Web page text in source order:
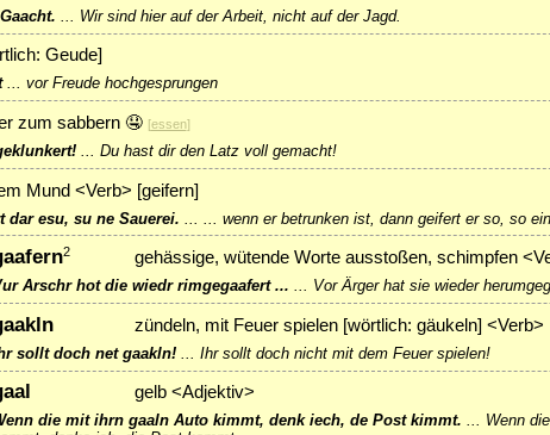
Wir sind hier auf der Arbeit, nicht auf der Jagd.
Geude]
... vor Freude hochgesprungen
zum sabbern 🤤 [essen]
... Du hast dir den Latz voll gemacht!
Mund <Verb> [geifern]
dar esu, su ne Sauerei. ... wenn er betrunken ist, dann geifert er so, so
2 gehässige, wütende Worte ausstoßen, schimpfen
Arschr hot die wiedr rimgegaafert ... ... Vor Ärger hat sie wieder
zündeln, mit Feuer spielen [wörtlich: gäukeln] <Verb>
sollt doch net gaakln!... Ihr sollt doch nicht mit dem Feuer spielen!
gelb <Adjektiv>
die mit ihrn gaaln Auto kimmt, denk iech, de Post kimmt. ... Wenn